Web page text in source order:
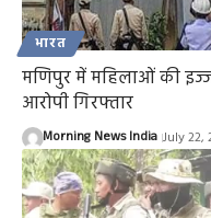
भारत
मणिपुर में महिलाओं की
आरोपी गिरफ्तार
Morning News India July 22,